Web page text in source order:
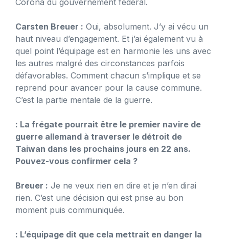
Carsten Breuer : Oui, absolument. J’y ai vécu un
haut niveau d’engagement. Et j’ai également vu à
quel point l’équipage est en harmonie les uns avec
les autres malgré des circonstances parfois
défavorables. Comment chacun s’implique et se
reprend pour avancer pour la cause commune.
C’est la partie mentale de la guerre.
: La frégate pourrait être le premier navire de
guerre allemand à traverser le détroit de
Taiwan dans les prochains jours en 22 ans.
Pouvez-vous confirmer cela ?
Breuer : Je ne veux rien en dire et je n’en dirai
rien. C’est une décision qui est prise au bon
moment puis communiquée.
: L’équipage dit que cela mettrait en danger la